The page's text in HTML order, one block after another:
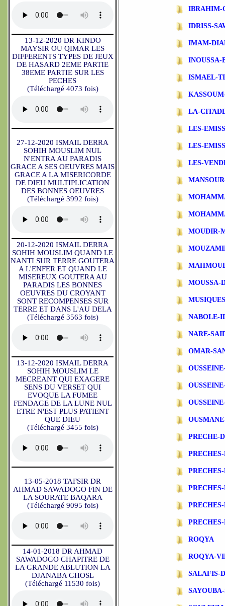
13-12-2020 DR KINDO
MAYSIR OU QIMAR LES
DIFFERENTS TYPES DE JEUX
DE HASARD 2EME PARTIE
38EME PARTIE SUR LES
PECHES
(Téléchargé 4073 fois)
27-12-2020 ISMAIL DERRA
SOHIH MOUSLIM NUL
N'ENTRA AU PARADIS
GRACE A SES OEUVRES MAIS
GRACE A LA MISERICORDE
DE DIEU MULTIPLICATION
DES BONNES OEUVRES
(Téléchargé 3992 fois)
20-12-2020 ISMAIL DERRA
SOHIH MOUSLIM QUAND LE
NANTI SUR TERRE GOUTERA
A L'ENFER ET QUAND LE
MISEREUX GOUTERA AU
PARADIS LES BONNES
OEUVRES DU CROYANT
SONT RECOMPENSES SUR
TERRE ET DANS L'AU DELA
(Téléchargé 3563 fois)
13-12-2020 ISMAIL DERRA
SOHIH MOUSLIM LE
MECREANT QUI EXAGERE
SENS DU VERSET QUI
EVOQUE LA FUMEE
FENDAGE DE LA LUNE NUL
ETRE N'EST PLUS PATIENT
QUE DIEU
(Téléchargé 3455 fois)
13-05-2018 TAFSIR DR
AHMAD SAWADOGO FIN DE
LA SOURATE BAQARA
(Téléchargé 9095 fois)
14-01-2018 DR AHMAD
SAWADOGO CHAPITRE DE
LA GRANDE ABLUTION LA
DJANABA GHOSL
(Téléchargé 11530 fois)
IBRAHIM-
IDRISS-
IMAM-
INOUSSA-
ISMAEL-
LA-
LES-
LES-
LES-
MOUDIR-
MOUSSA-
NABOLE-
NARE-
OMAR-
PRECHE-
ROQYA
ROQYA-
SALAFIS-